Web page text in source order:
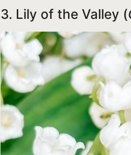
3. Lily of the Valley (